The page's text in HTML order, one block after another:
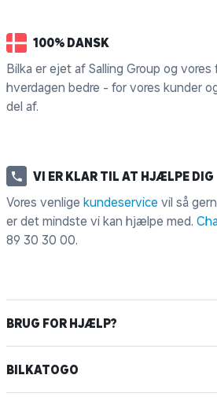
100% DANSK
Bilka er ejet af Salling Group og vores
hverdagen bedre - for vores kunder
del af.
VI ER KLAR TIL AT HJÆLPE DIG
Vores venlige kundeservice vil så
er det mindste vi kan hjælpe med.
89 30 30 00.
BRUG FOR HJÆLP?
BILKATOGO